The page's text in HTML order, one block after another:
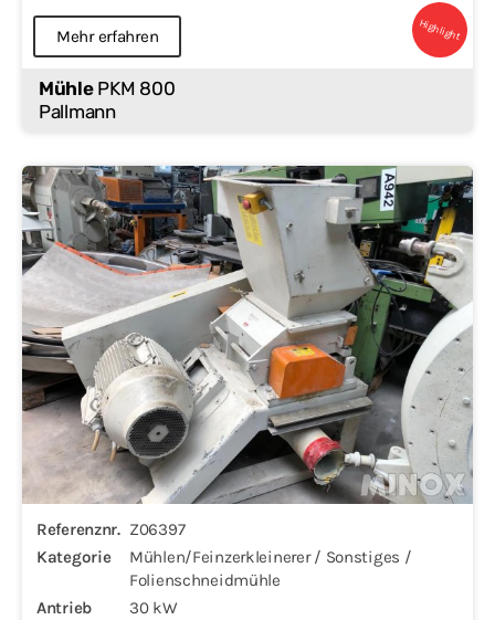
Highlight
Mehr erfahren
MühlePKM 800
Pallmann
Referenznr. Z06397
Kategorie
Mühlen/Feinzerkleinerer / Sonstiges /
Folienschneidmühle
Antrieb
30 kW